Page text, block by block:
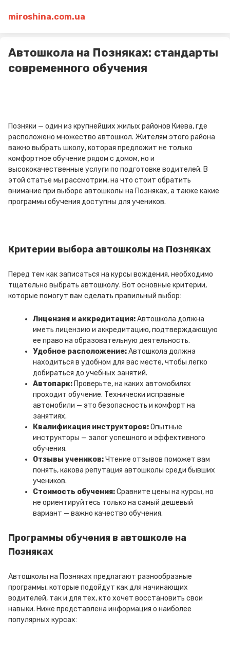
miroshina.com.ua
Автошкола на Позняках: стандарты
современного обучения
Позняки — один из крупнейших жилых районов Киева, где
расположено множество автошкол. Жителям этого района
важно выбрать школу, которая предложит не только
комфортное обучение рядом с домом, но и
высококачественные услуги по подготовке водителей. В
этой статье мы рассмотрим, на что стоит обратить
внимание при выборе автошколы на Позняках, а также какие
программы обучения доступны для учеников.
Критерии выбора автошколы на Позняках
Перед тем как записаться на курсы вождения, необходимо
тщательно выбрать автошколу. Вот основные критерии,
которые помогут вам сделать правильный выбор:
Лицензия и аккредитация:Автошкола должна
иметь лицензию и аккредитацию, подтверждающую
ее право на образовательную деятельность.
Удобное расположение:Автошкола должна
находиться в удобном для вас месте, чтобы легко
добираться до учебных занятий.
Автопарк: Проверьте, на каких автомобилях
проходит обучение. Технически исправные
автомобили — это безопасность и комфорт на
занятиях.
Квалификация инструкторов:Опытные
инструкторы — залог успешного и эффективного
обучения.
Отзывы учеников:Чтение отзывов поможет вам
понять, какова репутация автошколы среди бывших
учеников.
Стоимость обучения:Сравните цены на курсы, но
не ориентируйтесь только на самый дешевый
вариант — важно качество обучения.
Программы обучения в автошколе на
Позняках
Автошколы на Позняках предлагают разнообразные
программы, которые подойдут как для начинающих
водителей, так и для тех, кто хочет восстановить свои
навыки. Ниже представлена информация о наиболее
популярных курсах: